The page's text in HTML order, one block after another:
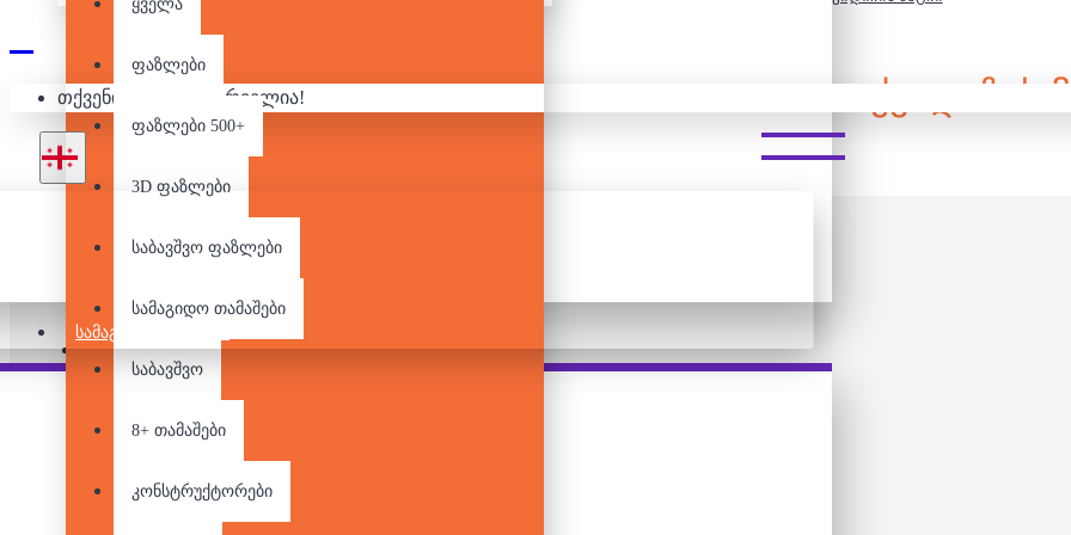
ᲡᲐᲛᲐᲒᲘᲓᲝ ᲗᲐᲛᲐᲨᲔᲑᲘ
ყველა
ფაზლები
ფაზლები 500+
3D ფაზლები
საბავშვო ფაზლები
სამაგიდო თამაშები
საბავშვო
8+ თამაშები
კონსტრუქტორები
თქვენი კალათა ცარიელია! ᲚᲔᲒᲝ - ᲰᲐᲠᲘ ᲞᲝᲢᲔᲠᲘ - ᲥᲕᲘᲓᲘᲩᲘᲡ
Pair it With